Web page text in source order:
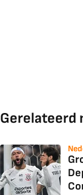
Gerelateerd